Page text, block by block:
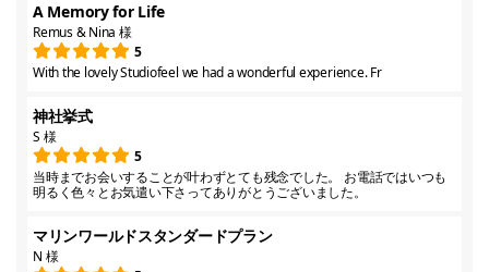
A Memory for Life
Remus & Nina 様
5
With the lovely Studiofeel we had a wonderful experience. Fr
神社挙式
S 様
5
当時までお会いすることが叶わずとても残念でした。 お電話ではいつも
明るく色々とお気遣い下さってありがとうございました。
マリンワールドスタンダードプラン
N 様